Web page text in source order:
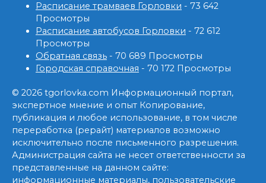
Расписание трамваев Горловки - 73 642
Просмотры
Расписание автобусов Горловки - 72 612
Просмотры
Обратная связь - 70 689 Просмотры
Городская справочная - 70 172 Просмотры
© 2026 tgorlovka.com Информационный портал,
экспертное мнение и опыт Копирование,
публикация и любое использование, в том числе
переработка (рерайт) материалов возможно
исключительно после письменного разрешения.
Администрация сайта не несет ответственности за
представленные на данном сайте:
информационные материалы, пользовательские